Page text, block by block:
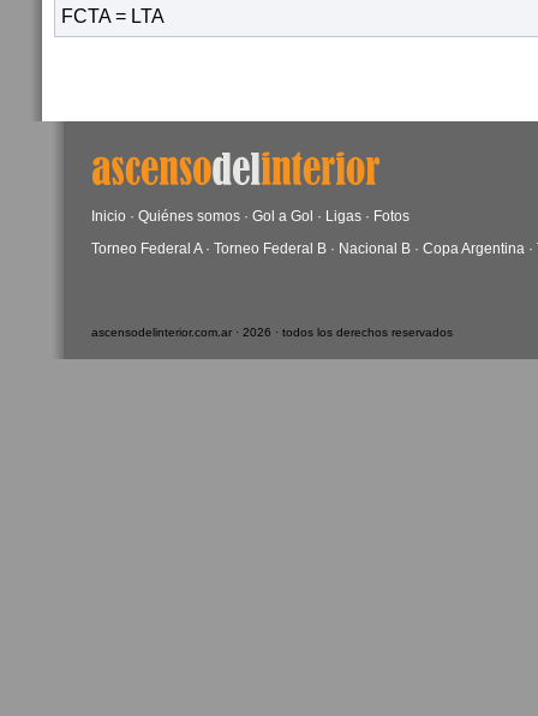
FCTA = LTA
Inicio · Quiénes somos · Gol a Gol · Ligas · Fotos
Torneo Federal A· Torneo Federal B · Nacional B · Copa Argentina ·
ascensodelinterior.com.ar · 2026 · todos los derechos reservados